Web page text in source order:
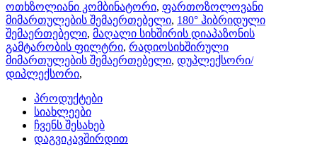
ოთხზოლიანი კომბინატორი, ფართოზოლოვანი
მიმართულების შემაერთებელი, 180° ჰიბრიდული
შემაერთებელი, მაღალი სიხშირის დიაპაზონის
გამტარობის ფილტრი, რადიოსიხშირული
მიმართულების შემაერთებელი, დუპლექსორი/
დიპლექსორი,
პროდუქტები
სიახლეები
ჩვენს შესახებ
დაგვიკავშირდით